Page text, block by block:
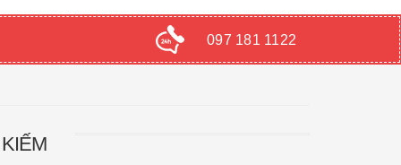
097 181 1122